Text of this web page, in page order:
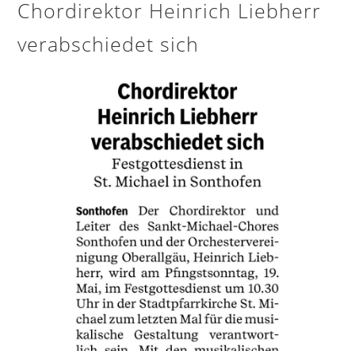
Chordirektor Heinrich Liebherr
verabschiedet sich